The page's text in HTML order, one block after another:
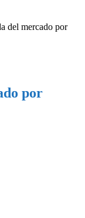
del mercado por
por